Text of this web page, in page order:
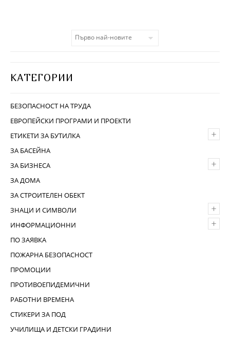
КАТЕГОРИИ
БЕЗОПАСНОСТ НА ТРУДА
ЕВРОПЕЙСКИ ПРОГРАМИ И ПРОЕКТИ
+
ЕТИКЕТИ ЗА БУТИЛКА
ЗА БАСЕЙНА
+
ЗА БИЗНЕСА
ЗА ДОМА
ЗА СТРОИТЕЛЕН ОБЕКТ
+
ЗНАЦИ И СИМВОЛИ
+
ИНФОРМАЦИОННИ
ПО ЗАЯВКА
ПОЖАРНА БЕЗОПАСНОСТ
ПРОМОЦИИ
ПРОТИВОЕПИДЕМИЧНИ
РАБОТНИ ВРЕМЕНА
СТИКЕРИ ЗА ПОД
УЧИЛИЩА И ДЕТСКИ ГРАДИНИ